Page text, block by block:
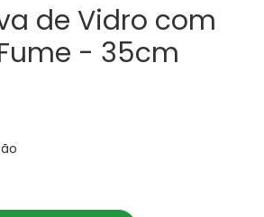
de Vidro com
- 35cm